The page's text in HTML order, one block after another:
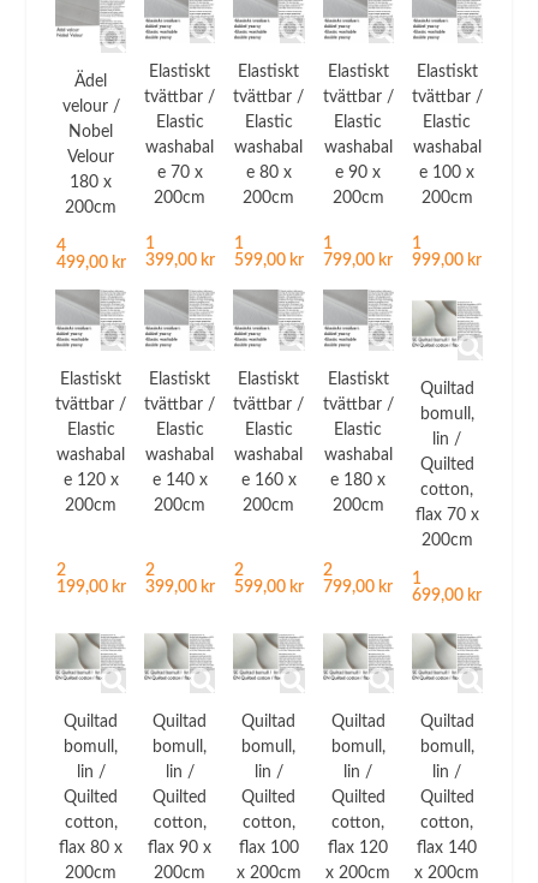
Ädel
velour /
Nobel
Velour
180 x
200cm
4
499,00 kr
Elastiskt
tvättbar /
Elastic
washabal
e 70 x
200cm
1
399,00 kr
Elastiskt
tvättbar /
Elastic
washabal
e 80 x
200cm
1
599,00 kr
Elastiskt
tvättbar /
Elastic
washabal
e 90 x
200cm
1
799,00 kr
Elastiskt
tvättbar /
Elastic
washabal
e 100 x
200cm
1
999,00 kr
Elastiskt
tvättbar /
Elastic
washabal
e 120 x
200cm
2
199,00 kr
Elastiskt
tvättbar /
Elastic
washabal
e 140 x
200cm
2
399,00 kr
Elastiskt
tvättbar /
Elastic
washabal
e 160 x
200cm
2
599,00 kr
Elastiskt
tvättbar /
Elastic
washabal
e 180 x
200cm
2
799,00 kr
Quiltad
bomull,
lin /
Quilted
cotton,
flax 70 x
200cm
1
699,00 kr
Quiltad
bomull,
lin /
Quilted
cotton,
flax 80 x
200cm
Quiltad
bomull,
lin /
Quilted
cotton,
flax 90 x
200cm
Quiltad
bomull,
lin /
Quilted
cotton,
flax 100
x 200cm
Quiltad
bomull,
lin /
Quilted
cotton,
flax 120
x 200cm
Quiltad
bomull,
lin /
Quilted
cotton,
flax 140
x 200cm